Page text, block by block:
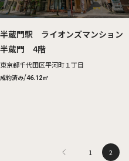
半蔵門駅 ライオンズマンション
半蔵門 4階
東京都千代田区平河町１丁目
成約済み/46.12㎡
投稿のページ送り
1 2